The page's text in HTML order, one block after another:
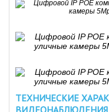
ТЕХНИЧЕСКИЕ
ВИДЕОНАБЛЮДЕНИЯ